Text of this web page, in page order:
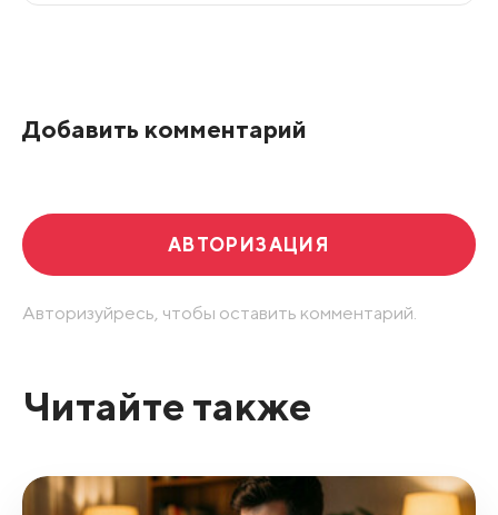
Добавить комментарий
АВТОРИЗАЦИЯ
Авторизуйресь, чтобы оставить комментарий.
Читайте также